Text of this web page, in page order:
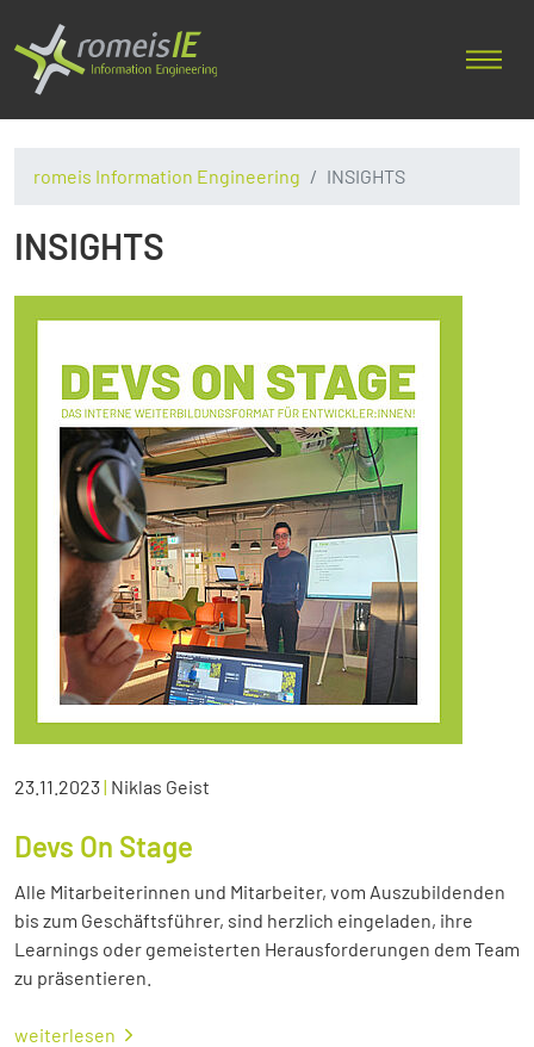
romeis Information Engineering INSIGHTS
INSIGHTS
23.11.2023| Niklas Geist
Devs On Stage
Alle Mitarbeiterinnen und Mitarbeiter, vom Auszubildenden
bis zum Geschäftsführer, sind herzlich eingeladen, ihre
Learnings oder gemeisterten Herausforderungen dem Team
zu präsentieren.
weiterlesen